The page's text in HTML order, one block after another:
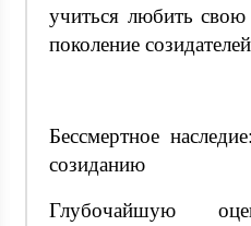
учиться любить
поколение
Бессмертное
созиданию
Глубочайшую